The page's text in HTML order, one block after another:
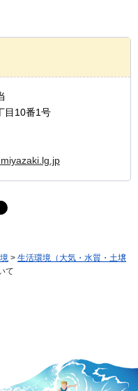
目10番1号
> 生活環境（大気・水質・土壌
て